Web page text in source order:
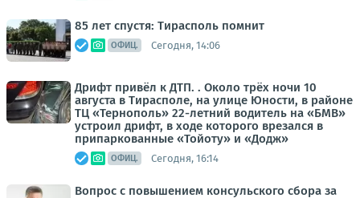
85 лет спустя: Тирасполь помнит
ОФИЦ. Сегодня, 14:06
Дрифт привёл к ДТП. . Около трёх ночи 10
августа в Тирасполе, на улице Юности, в районе
ТЦ «Тернополь» 22-летний водитель на «БМВ»
устроил дрифт, в ходе которого врезался в
припаркованные «Тойоту» и «Додж»
ОФИЦ. Сегодня, 16:14
Вопрос с повышением консульского сбора за